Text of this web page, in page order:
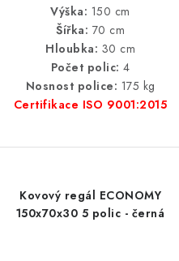
Výška: 150 cm
Šířka: 70 cm
Hloubka: 30 cm
Počet polic: 4
Nosnost police: 175 kg
Certifikace ISO 9001:2015
Kovový regál ECONOMY
150x70x30 5 polic - černá